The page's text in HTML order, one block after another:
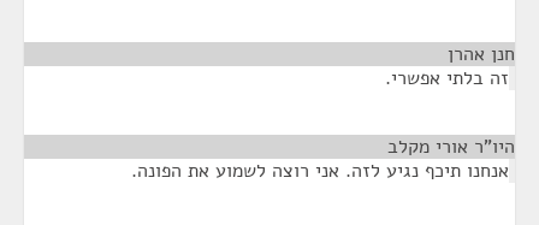
חנן אהרן
זה בלתי אפשרי.
היו"ר אורי מקלב
אנחנו תיכף נגיע לזה. אני רוצה לשמוע את הפונה.